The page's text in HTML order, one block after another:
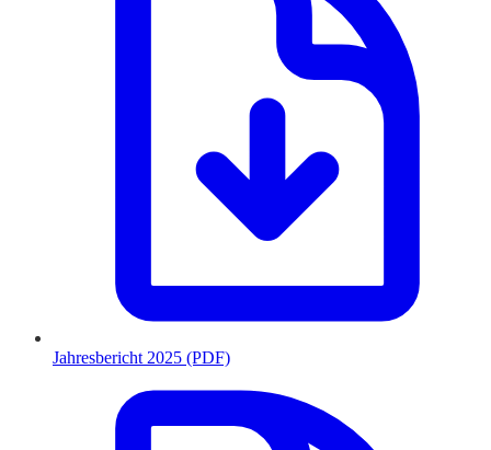
Jahresbericht 2025 (PDF)